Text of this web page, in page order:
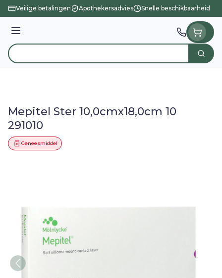
Ga naar de inhoud
Veilige betalingen Apothekersadvies Snelle beschikbaarheid
Menu
Product, merk, categorie... Zoek
Mepitel Ster 10,0cmx18,0cm 10
291010
Geneesmiddel